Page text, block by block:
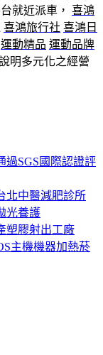
就近派車， 喜鴻
喜鴻旅行社 喜鴻日
運動精品 運動品牌
明多元化之經營
過SGS國際認證評
北中醫減肥診所
光養護
塑膠射出工廠
主機機器加熱菸